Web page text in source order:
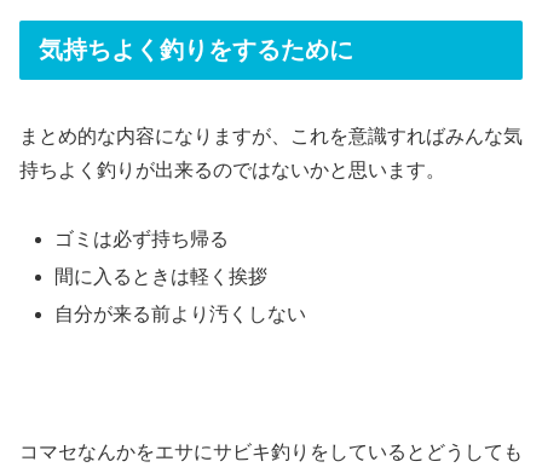
気持ちよく釣りをするために
まとめ的な内容になりますが、これを意識すればみんな気
持ちよく釣りが出来るのではないかと思います。
ゴミは必ず持ち帰る
間に入るときは軽く挨拶
自分が来る前より汚くしない
コマセなんかをエサにサビキ釣りをしているとどうしても